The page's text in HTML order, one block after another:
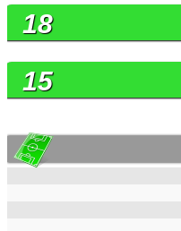
18
15